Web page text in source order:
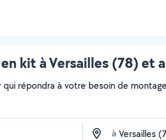
kit à Versailles (78) et
répondra à votre besoin de
à